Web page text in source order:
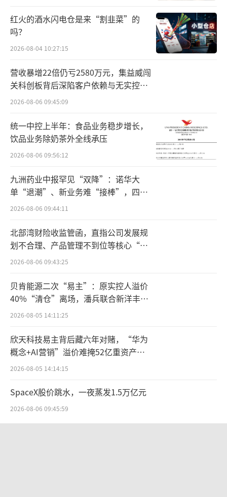
海外轮胎出口形成了‘高税率、高库存、高成
本’三重压力，短期内导致出口规模回落、毛
利率降低。”
根据米其林财报数据，2025年上半年，全
球轮胎市场呈现了明显的区域分化的特征，整
从细分市场来看，乘用车及轻卡轮胎配套
市场，欧洲市场受消费者信心不足以及监管不
关税政策的不确定性的压力之下，销量下滑
5%；中国市场受益新能源汽车发展，销量增长
替换市场方面，乘用车及轻卡市场，全球
增长3%，其中欧洲增长5%，北美增长2%，中
对比来看，2025年前三季度，森麒麟实现
营业收入64.38亿元，同比增长1.54%；净利润
10.15亿元，同比下降41.17%。玲珑轮胎实现
营业收入181.61亿元，同比增长13.87%；净利
润11.67亿元，同比下降31.81%。赛轮轮胎实
利润28.72亿元，同比下降11.47%。
2025年净利目标无法达成
红火的酒水闪电仓是来“割韭菜”的
吗？
2026-08-04 10:27:15
营收暴增22倍仍亏2580万元，集益威闯
关科创板背后深陷客户依赖与无实控人
困局
2026-08-06 09:45:09
统一中控上半年：食品业务稳步增长，
饮品业务除奶茶外全线承压
2026-08-06 09:56:12
九洲药业中报罕见“双降”：诺华大
单“退潮”、新业务难“接棒”，四大
难关待闯
2026-08-06 09:44:11
北部湾财险收监管函，直指公司发展规
划不合理、产品管理不到位等核心“痛
点”
2026-08-06 09:43:25
贝肯能源二次“易主”：原实控人溢价
40%“清仓”离场，潘兵联合新洋丰、
宏科百世拟入主
2026-08-05 14:11:25
欣天科技易主背后藏六年对赌，“华为
概念+AI营销”溢价难掩52亿重资产考
验
2026-08-05 14:14:15
SpaceX股价跳水，一夜蒸发1.5万亿元
2026-08-06 09:45:59